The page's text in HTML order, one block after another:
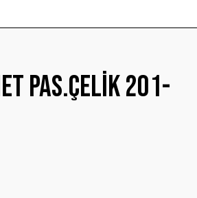
Pas.Çelik 201-